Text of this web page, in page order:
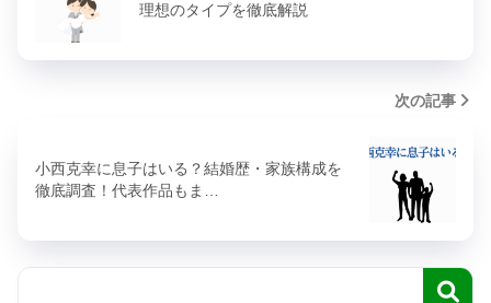
理想のタイプを徹底解説
次の記事
小西克幸に息子はいる？結婚歴・家族構成を
徹底調査！代表作品もま…